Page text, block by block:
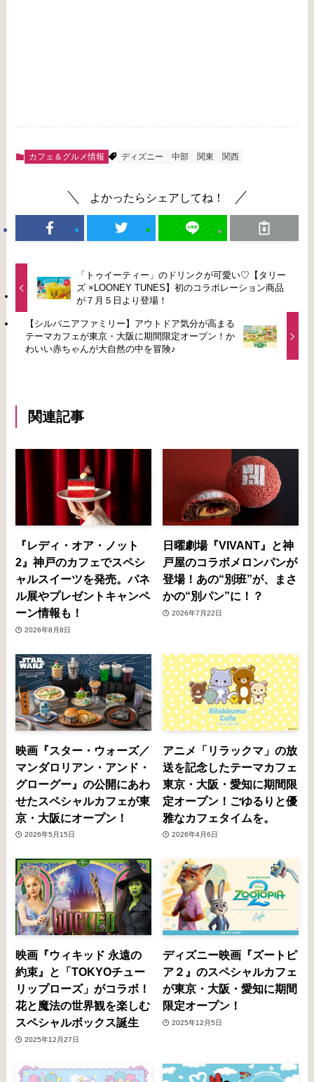
カフェ＆グルメ情報 ディズニー 中部 関東 関西
よかったらシェアしてね！
「トゥイーティー」のドリンクが可愛い♡【タリー
ズ ×LOONEY TUNES】初のコラボレーション商品
が７月５日より登場！
【シルバニアファミリー】アウトドア気分が高まる
テーマカフェが東京・大阪に期間限定オープン！か
わいい赤ちゃんが大自然の中を冒険♪
関連記事
『レディ・オア・ノット
2』神戸のカフェでスペシ
ャルスイーツを発売。パネ
ル展やプレゼントキャンペ
ーン情報も！
2026年8月8日
日曜劇場『VIVANT』と神
戸屋のコラボメロンパンが
登場！あの“別班”が、まさ
かの“別パン”に！？
2026年7月22日
映画『スター・ウォーズ／
マンダロリアン・アンド・
グローグー』の公開にあわ
せたスペシャルカフェが東
京・大阪にオープン！
2026年5月15日
アニメ「リラックマ」の放
送を記念したテーマカフェ
東京・大阪・愛知に期間限
定オープン！ごゆるりと優
雅なカフェタイムを。
2026年4月6日
映画『ウィキッド 永遠の
約束』と「TOKYOチュー
リップローズ」がコラボ！
花と魔法の世界観を楽しむ
スペシャルボックス誕生
2025年12月27日
ディズニー映画『ズートピ
ア２』のスペシャルカフェ
が東京・大阪・愛知に期間
限定オープン！
2025年12月5日